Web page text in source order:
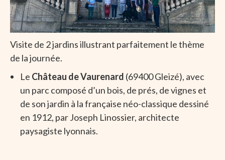
Visite de 2 jardins illustrant parfaitement le thème
de la journée.
Le Château de Vaurenard (69400 Gleizé), avec
un parc composé d’un bois, de prés, de vignes et
de son jardin à la française néo-classique dessiné
en 1912, par Joseph Linossier, architecte
paysagiste lyonnais.